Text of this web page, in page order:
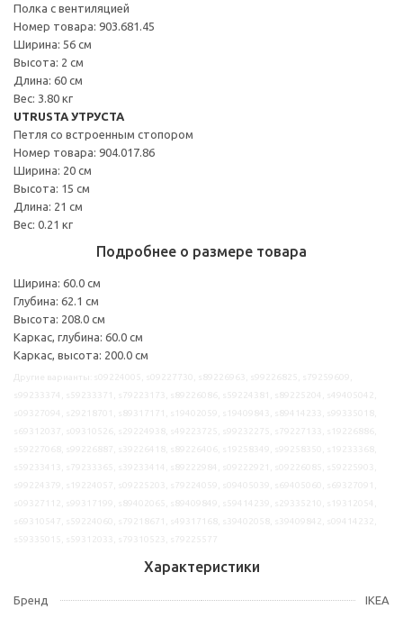
Полка с вентиляцией
Номер товара: 903.681.45
Ширина: 56 см
Высота: 2 см
Длина: 60 см
Вес: 3.80 кг
UTRUSTA УТРУСТА
Петля со встроенным стопором
Номер товара: 904.017.86
Ширина: 20 см
Высота: 15 см
Длина: 21 см
Вес: 0.21 кг
Подробнее о размере товара
Ширина: 60.0 см
Глубина: 62.1 см
Высота: 208.0 см
Каркас, глубина: 60.0 см
Каркас, высота: 200.0 см
Характеристики
Бренд IKEA